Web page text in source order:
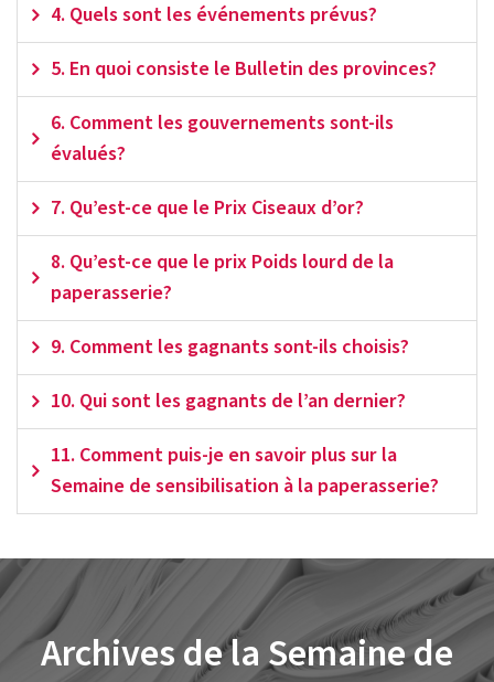
4. Quels sont les événements prévus?
5. En quoi consiste le Bulletin des provinces?
6. Comment les gouvernements sont-ils
évalués?
7. Qu’est-ce que le Prix Ciseaux d’or?
8. Qu’est-ce que le prix Poids lourd de la
paperasserie?
9. Comment les gagnants sont-ils choisis?
10. Qui sont les gagnants de l’an dernier?
11. Comment puis-je en savoir plus sur la
Semaine de sensibilisation à la paperasserie?
Archives de la Semaine de